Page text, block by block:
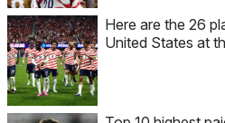
Here are the 26
United States at